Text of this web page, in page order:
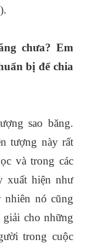
chưa? Em
bị để chia
sao băng.
tượng này rất
và trong các
xuất hiện như
nó cũng
cho những
trong cuộc